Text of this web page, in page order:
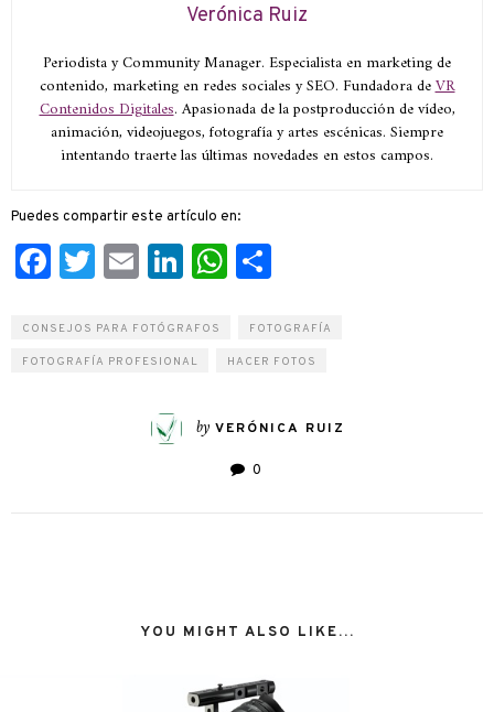
Verónica Ruiz
Periodista y Community Manager. Especialista en marketing de
contenido, marketing en redes sociales y SEO. Fundadora deVR
Contenidos Digitales. Apasionada de la postproducción de vídeo,
animación, videojuegos, fotografía y artes escénicas. Siempre
intentando traerte las últimas novedades en estos campos.
Puedes compartir este artículo en:
Facebook
Twitter
EmailLinkedIn
WhatsApp
CONSEJOS PARA FOTÓGRAFOS FOTOGRAFÍA
FOTOGRAFÍA PROFESIONAL HACER FOTOS
by VERÓNICA RUIZ
0
YOU MIGHT ALSO LIKE...